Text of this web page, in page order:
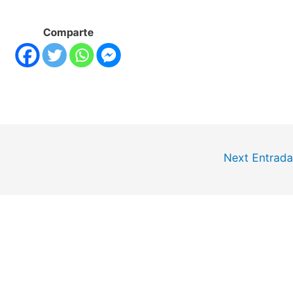
Comparte
Next Entrada